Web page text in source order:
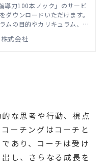
指導力100本ノック」のサービ
ダウンロードいただけます。
ムの目的やカリキュラム、実
式会社
な思考や行動、視点
ーチングはコーチと
あり、コーチは受け
し、さらなる成長を